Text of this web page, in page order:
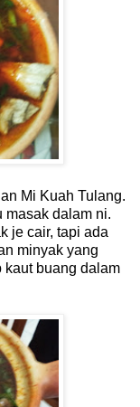
Mi Kuah Tulang.
masak dalam ni.
je cair, tapi ada
minyak yang
kaut buang dalam